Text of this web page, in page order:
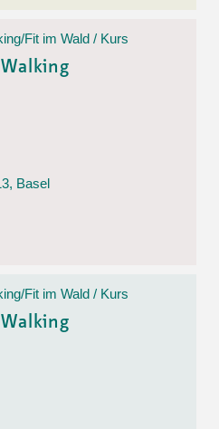
Fit im Wald / Kurs
Basel
Fit im Wald / Kurs